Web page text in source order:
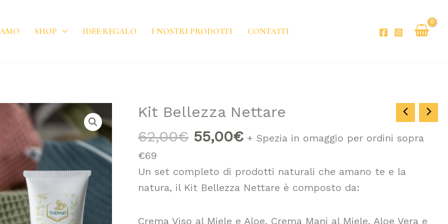
SHOP IDEE REGALO I NOSTRI PRODOTTI CONTATTI
Kit Bellezza Nettare
62,00€
Il
prezzo
originale
62,00€.
55,00€
Il
attuale
55,00€.
+ Spezia in omaggio per ordini sopra
€69
Un set completo di prodotti naturali che amano te e la
natura, il Kit Bellezza Nettare è composto da:
Crema Viso al Miele e Aloe, Crema Mani al Miele, Aloe Vera e
Kit
Nettare
quantità